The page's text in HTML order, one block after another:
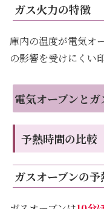
ガス火力の特徴
庫内の温度が電気オ
の影響を受けにくい
電気オーブンと
予熱時間の比較
ガスオーブンの予